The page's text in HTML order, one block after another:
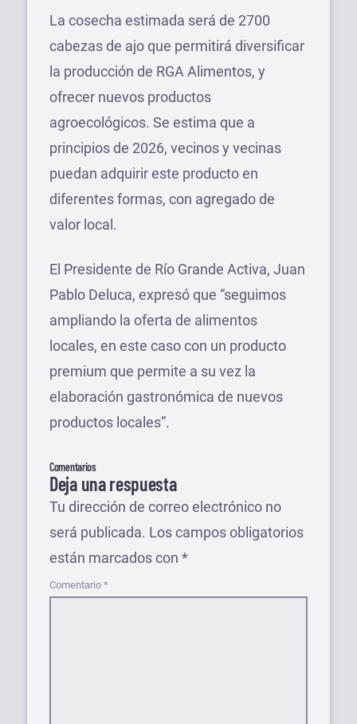
La cosecha estimada será de 2700
cabezas de ajo que permitirá diversificar
la producción de RGA Alimentos, y
ofrecer nuevos productos
agroecológicos. Se estima que a
principios de 2026, vecinos y vecinas
puedan adquirir este producto en
diferentes formas, con agregado de
valor local.
El Presidente de Río Grande Activa, Juan
Pablo Deluca, expresó que “seguimos
ampliando la oferta de alimentos
locales, en este caso con un producto
premium que permite a su vez la
elaboración gastronómica de nuevos
productos locales”.
Comentarios
Deja una respuesta
Tu dirección de correo electrónico no
será publicada. Los campos obligatorios
están marcados con *
Comentario *